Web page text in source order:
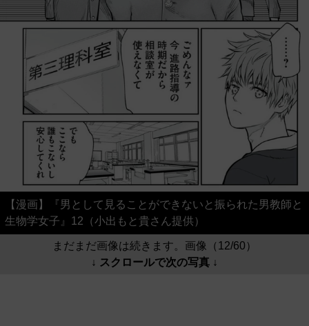
【漫画】『男として見ることができないと振られた男教師と
生物学女子』12（小出もと貴さん提供）
まだまだ画像は続きます。画像（12/60）
↓ スクロールで次の写真 ↓